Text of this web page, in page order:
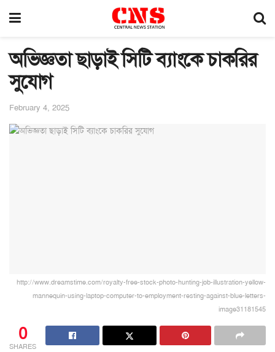
অভিজ্ঞতা ছাড়াই সিটি ব্যাংকে চাকরির
সুযোগ
February 4, 2025
http://www.dreamstime.com/royalty-free-stock-photo-hunting-job-illustration-yellow-
mannequin-using-laptop-computer-to-employment-resting-against-blue-letters-
image31181545
0
SHARES